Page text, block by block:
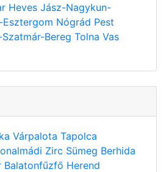
Heves Jász-Nagykun-
Esztergom Nógrád Pest
Bereg Tolna Vas
Várpalota Tapolca
Zirc Sümeg Berhida
Balatonfűzfő Herend